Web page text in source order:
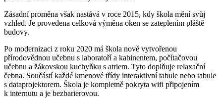
Zásadní proměna však nastává v roce 2015, kdy škola mění svůj
vzhled. Je provedena celková výměna oken se zateplením pláště
budovy.
Po modernizaci z roku 2020 má škola nově vytvořenou
přírodovědnou učebnu s laboratoří a kabinentem, počítačovou
učebnu a žákovskou kuchyňku s atriem. Tyto doplňuje relaxační
čebna. Součástí každé kmenové třídy interaktivní tabule nebo tabule
s dataprojektorem. Škola je kompletně pokryta wifi připojením
k internutu a je bezbarierovou.